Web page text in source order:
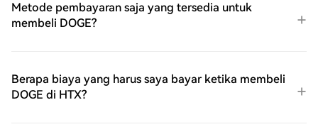
Metode pembayaran saja yang tersedia untuk
membeli DOGE?
Berapa biaya yang harus saya bayar ketika membeli
DOGE di HTX?